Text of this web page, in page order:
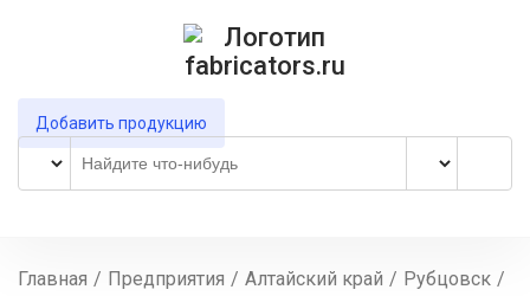
Добавить продукцию
Главная / Предприятия / Алтайский край / Рубцовск /